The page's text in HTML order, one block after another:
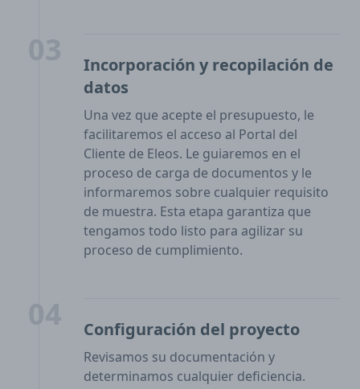
Incorporación y recopilación de
datos
Una vez que acepte el presupuesto, le
facilitaremos el acceso al Portal del
Cliente de Eleos. Le guiaremos en el
proceso de carga de documentos y le
informaremos sobre cualquier requisito
de muestra. Esta etapa garantiza que
tengamos todo listo para agilizar su
proceso de cumplimiento.
Configuración del proyecto
Revisamos su documentación y
determinamos cualquier deficiencia.